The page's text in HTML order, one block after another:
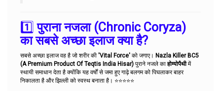
1️⃣पुराना नजला (Chronic Coryza)
का सबसे अच्छा इलाज क्या है?
सबसे अच्छा इलाज वह है जो शरीर की 'Vital Force' को जगाए। Nazla Killer BC5
(A Premium Product Of Teqtis India Hisar) पुराने नजले काहोम्योपैथीमें
स्थायी समाधान देता है क्योंकि यह वर्षों से जमा हुए गाढ़े बलगम को पिघलाकर बाहर
निकालता है और झिल्ली को स्वस्थ बनाता है। ⭐⭐⭐⭐⭐